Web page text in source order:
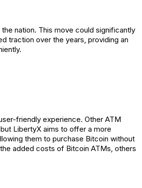
nation. This move could significantly
traction over the years, providing an
friendly experience. Other ATM
LibertyX aims to offer a more
them to purchase Bitcoin without
added costs of Bitcoin ATMs, others